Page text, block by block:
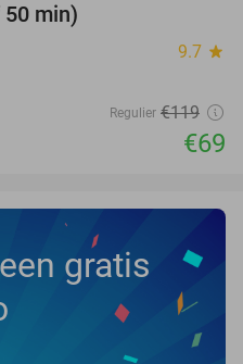
min)
9.7 star
Regulier €119
€69
gratis